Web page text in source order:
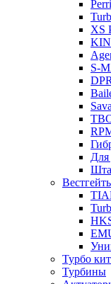
XS
S-
DPR
Для
Турбо
Турбины